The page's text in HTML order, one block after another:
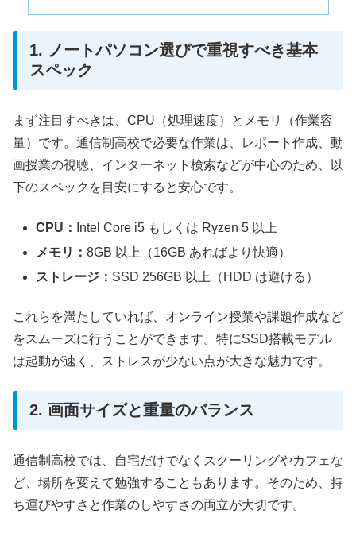
1. ノートパソコン選びで重視すべき基本
スペック
まず注目すべきは、CPU（処理速度）とメモリ（作業容
量）です。通信制高校で必要な作業は、レポート作成、動
画授業の視聴、インターネット検索などが中心のため、以
下のスペックを目安にすると安心です。
CPU：
Intel Core i5 もしくは Ryzen 5 以上
メモリ：8GB 以上（16GB あればより快適）
ストレージ： SSD 256GB 以上（HDD は避ける）
これらを満たしていれば、オンライン授業や課題作成など
をスムーズに行うことができます。特にSSD搭載モデル
は起動が速く、ストレスが少ない点が大きな魅力です。
2. 画面サイズと重量のバランス
通信制高校では、自宅だけでなくスクーリングやカフェな
ど、場所を変えて勉強することもあります。そのため、持
ち運びやすさと作業のしやすさの両立が大切です。